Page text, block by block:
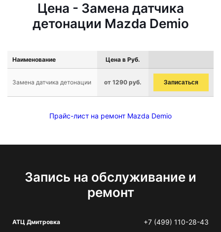
Цена - Замена датчика
детонации Mazda Demio
Наименование Цена в Руб.
Замена датчика детонации от 1290 руб. Записаться
Прайс-лист на ремонт Mazda Demio
Запись на обслуживание и
ремонт
АТЦ Дмитровка +7 (499) 110-28-43